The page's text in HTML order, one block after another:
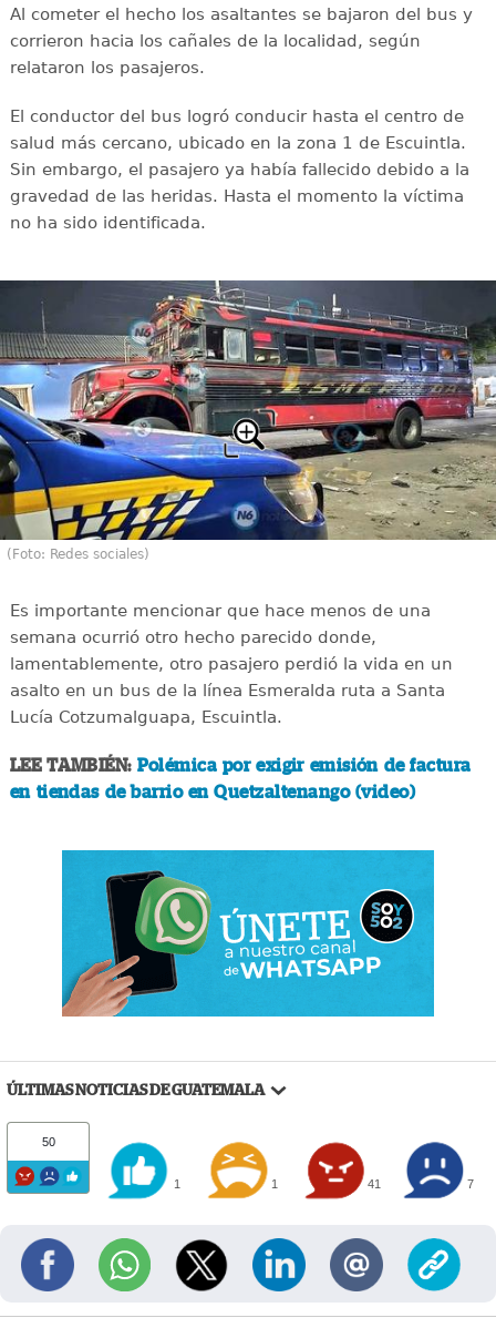
Al cometer el hecho los asaltantes se bajaron del bus y
corrieron hacia los cañales de la localidad, según
relataron los pasajeros.
El conductor del bus logró conducir hasta el centro de
salud más cercano, ubicado en la zona 1 de Escuintla.
Sin embargo, el pasajero ya había fallecido debido a la
gravedad de las heridas. Hasta el momento la víctima
no ha sido identificada.
(Foto: Redes sociales)
Es importante mencionar que hace menos de una
semana ocurrió otro hecho parecido donde,
lamentablemente, otro pasajero perdió la vida en un
asalto en un bus de la línea Esmeralda ruta a Santa
Lucía Cotzumalguapa, Escuintla.
LEE TAMBIÉN: Polémica por exigir emisión de factura
en tiendas de barrio en Quetzaltenango (video)
ÚLTIMAS NOTICIAS DE GUATEMALA
50
1 1 41 7